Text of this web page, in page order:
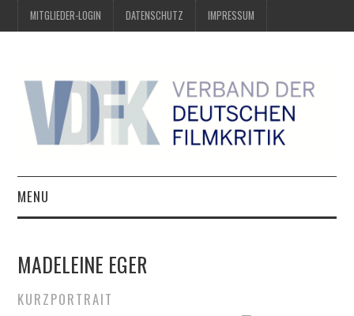
MITGLIEDER-LOGIN DATENSCHUTZ IMPRESSUM
MENU
PREIS DER DEUTSCHEN
MADELEINE EGER
KURZPORTRAIT